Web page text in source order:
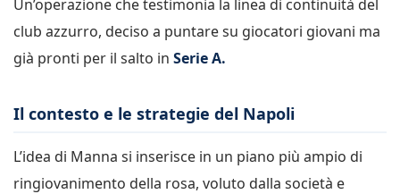
Un’operazione che testimonia la linea di continuità del
club azzurro, deciso a puntare su giocatori giovani ma
già pronti per il salto in Serie A.
Il contesto e le strategie del Napoli
L’idea di Manna si inserisce in un piano più ampio di
ringiovanimento della rosa, voluto dalla società e